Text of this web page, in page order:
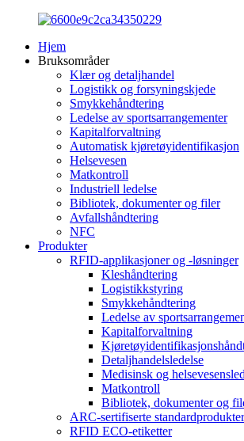
Hjem
Bruksområder
Klær og detaljhandel
Logistikk og forsyningskjede
Smykkehåndtering
Ledelse av sportsarrangementer
Kapitalforvaltning
Automatisk kjøretøyidentifikasjon
Helsevesen
Matkontroll
Industriell ledelse
Bibliotek, dokumenter og filer
Avfallshåndtering
NFC
Produkter
RFID-applikasjoner og -løsninger
Kleshåndtering
Logistikkstyring
Smykkehåndtering
Ledelse av
Kapitalforvaltning
Detaljhandelsledelse
Medisinsk og
Matkontroll
Bibliotek, dokumenter og
ARC-sertifiserte standardprodukter
RFID ECO-etiketter